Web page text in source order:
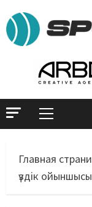
Главная
үздік